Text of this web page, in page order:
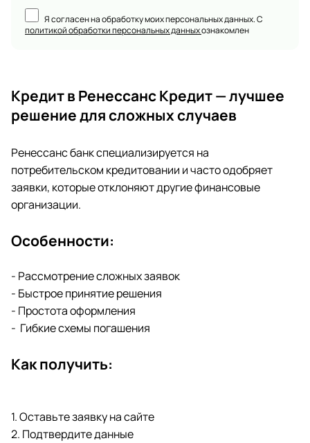
Я согласен на обработку моих персональных данных. С
политикой обработки персональных данныхознакомлен
Кредит в Ренессанс Кредит — лучшее
решение для сложных случаев
Ренессанс банк специализируется на
потребительском кредитовании и часто одобряет
заявки, которые отклоняют другие финансовые
организации.
Особенности:
- Рассмотрение сложных заявок
- Быстрое принятие решения
- Простота оформления
- Гибкие схемы погашения
Как получить:
1. Оставьте заявку на сайте
2. Подтвердите данные